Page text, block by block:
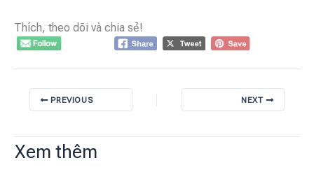
Thích, theo dõi và chia sẻ!
PREVIOUS NEXT
Xem thêm